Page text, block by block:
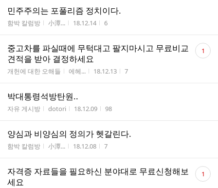
민주주의는 포풀리즘 정치이다.
게시판명
함박 칼럼방 작성자
小潭... 작성시간
18.12.14 조회수
6
중고차를 파실때에 무턱대고 팔지마시고 무료비교
견적을 받아 결정하세요
게시판명
개헌에 대한 오해들 작성자
에헤... 작성시간
18.12.13 조회수
7
댓
글 1
박대통령석방탄원..
게시판명
자유 게시방 작성자
dotori 작성시간
18.12.09 조회수
98
양심과 비양심의 정의가 헷갈린다.
게시판명
함박 칼럼방 작성자
小潭... 작성시간
18.12.08 조회수
7
자격증 자료들을 필요하신 분야대로 무료신청해보
세요
댓
글 1